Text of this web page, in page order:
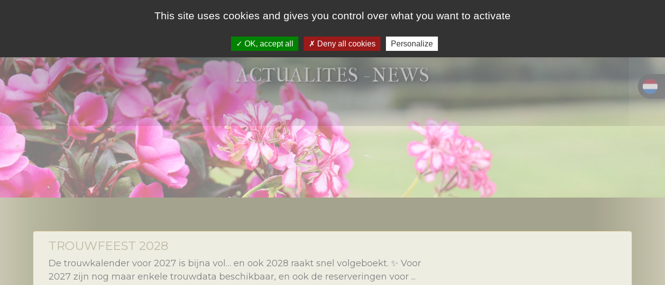
ACCOMODATIE
HUWELIJK &
GROEPEN & SEMINARIES
ACTIVITEITEN &
ACTUALITES - NEWS
TROUWFEEST 2028
De trouwkalender voor 2027 is bijna vol… en ook 2028 raakt snel volgeboekt. ✨ Voor
2027 zijn nog maar enkele trouwdata beschikbaar, en ook de reserveringen voor ...
This site uses cookies and gives you control over what you want to activate
OK, accept all Deny all cookies Personalize